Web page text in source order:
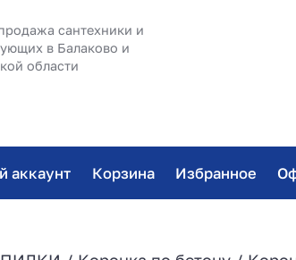
сантехники и
в Балаково и
области
аккаунт Корзина Избранное